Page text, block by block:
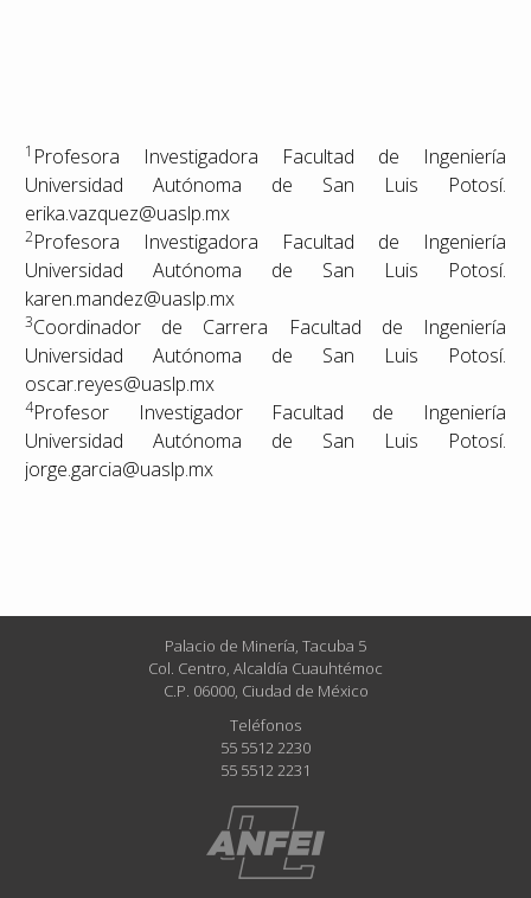
1 Profesora Investigadora Facultad de Ingeniería
Universidad Autónoma de San Luis Potosí.
erika.vazquez@uaslp.mx
2Profesora Investigadora Facultad de Ingeniería
Universidad Autónoma de San Luis Potosí.
karen.mandez@uaslp.mx
3Coordinador de Carrera Facultad de Ingeniería
Universidad Autónoma de San Luis Potosí.
oscar.reyes@uaslp.mx
4Profesor Investigador Facultad de Ingeniería
Universidad Autónoma de San Luis Potosí.
jorge.garcia@uaslp.mx
Palacio de Minería, Tacuba 5
Col. Centro, Alcaldía Cuauhtémoc
C.P. 06000, Ciudad de México
Teléfonos
55 5512 2230
55 5512 2231